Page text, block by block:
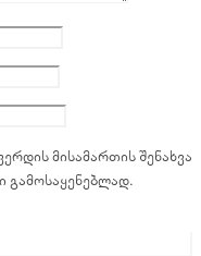
მისამართის შენახვა
გამოსაყენებლად.